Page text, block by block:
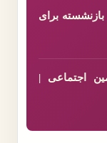
برای
اجتماعی |